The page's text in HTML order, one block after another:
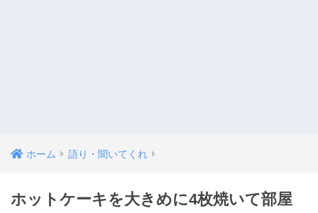
ホーム 語り・聞いてくれ
ホットケーキを大きめに4枚焼いて部屋